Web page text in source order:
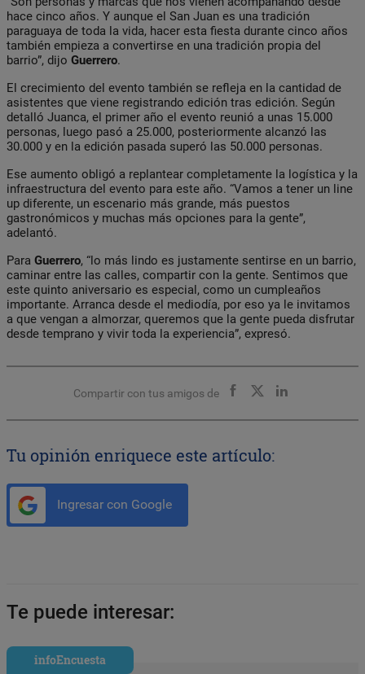
hace cinco años. Y aunque el San Juan es una tradición
paraguaya de toda la vida, hacer esta fiesta durante cinco años
también empieza a convertirse en una tradición propia del
barrio”, dijo Guerrero.
El crecimiento del evento también se refleja en la cantidad de
asistentes que viene registrando edición tras edición. Según
detalló Juanca, el primer año el evento reunió a unas 15.000
personas, luego pasó a 25.000, posteriormente alcanzó las
30.000 y en la edición pasada superó las 50.000 personas.
Ese aumento obligó a replantear completamente la logística y la
infraestructura del evento para este año. “Vamos a tener un line
up diferente, un escenario más grande, más puestos
gastronómicos y muchas más opciones para la gente”,
adelantó.
Para Guerrero, “lo más lindo es justamente sentirse en un barrio,
caminar entre las calles, compartir con la gente. Sentimos que
este quinto aniversario es especial, como un cumpleaños
importante. Arranca desde el mediodía, por eso ya le invitamos
a que vengan a almorzar, queremos que la gente pueda disfrutar
desde temprano y vivir toda la experiencia”, expresó.
Compartir con tus amigos de
Tu opinión enriquece este artículo:
Ingresar con Google
Te puede interesar:
infoEncuesta